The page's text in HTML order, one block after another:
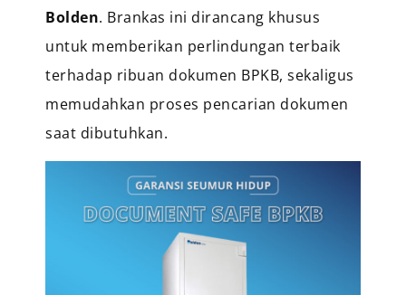
Bolden. Brankas ini dirancang khusus
untuk memberikan perlindungan terbaik
terhadap ribuan dokumen BPKB, sekaligus
memudahkan proses pencarian dokumen
saat dibutuhkan.